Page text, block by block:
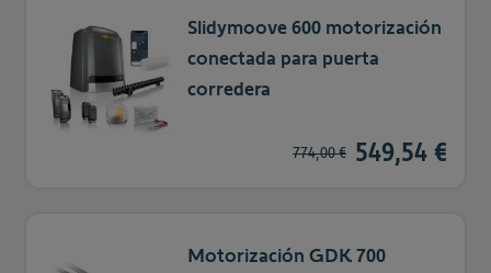
Slidymoove 600 motorización
conectada para puerta
corredera
549,54 €
774,00 €
Motorización GDK 700